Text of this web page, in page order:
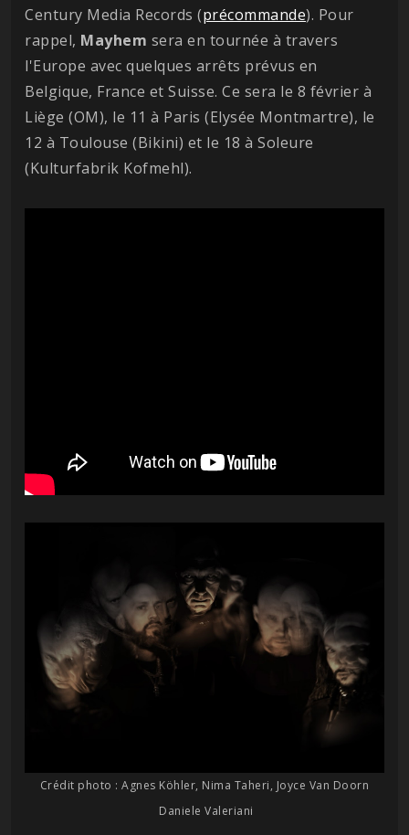
Century Media Records (précommande). Pour
rappel, Mayhem sera en tournée à travers
l'Europe avec quelques arrêts prévus en
Belgique, France et Suisse. Ce sera le 8 février à
Liège (OM), le 11 à Paris (Elysée Montmartre), le
12 à Toulouse (Bikini) et le 18 à Soleure
(Kulturfabrik Kofmehl).
Crédit photo : Agnes Köhler, Nima Taheri, Joyce Van Doorn
Daniele Valeriani